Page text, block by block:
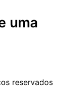
uma
reservados